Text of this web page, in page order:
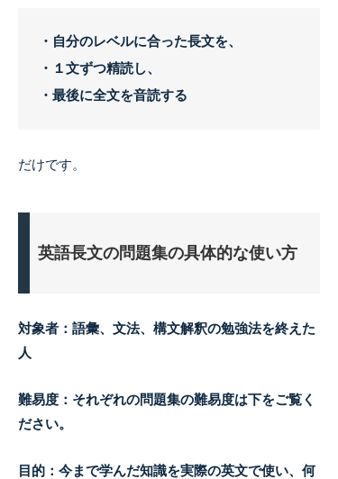
・自分のレベルに合った長文を、
・１文ずつ精読し、
・最後に全文を音読する
だけです。
英語長文の問題集の具体的な使い方
対象者：語彙、文法、構文解釈の勉強法を終えた
人
難易度：それぞれの問題集の難易度は下をご覧く
ださい。
目的：今まで学んだ知識を実際の英文で使い、何